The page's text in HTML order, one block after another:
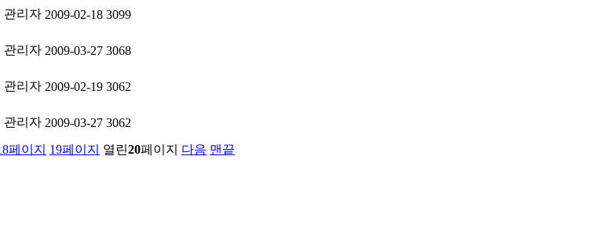
관리자 2009-02-18 3099
관리자 2009-03-27 3068
관리자 2009-02-19 3062
관리자 2009-03-27 3062
페이지 19페이지 열린20페이지 다음 맨끝